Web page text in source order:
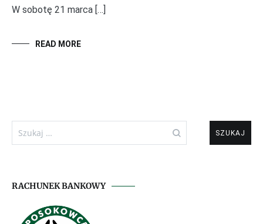
W sobotę 21 marca […]
READ MORE
RACHUNEK BANKOWY